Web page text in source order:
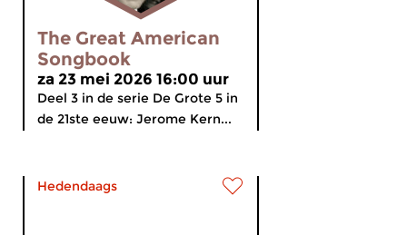
The Great American
Songbook
za 23 mei 2026 16:00 uur
Deel 3 in de serie De Grote 5 in
de 21ste eeuw: Jerome Kern...
Hedendaags